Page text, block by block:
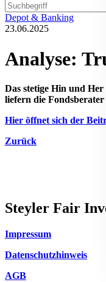
Depot & Banking
23.06.2025
Analyse:
Das stetige Hin und
liefern die
Hier öffnet sich der
Zurück
Steyler Fair
Impressum
Datenschutzhinweis
AGB